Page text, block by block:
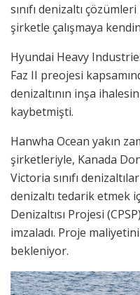
sınıfı denizaltı
şirketle çalışmaya
Hyundai Heavy
Faz II preojesi
denizaltının inşa
kaybetmişti.
Hanwha Ocean yakın
şirketleriyle, Kanada
Victoria sınıfı
denizaltı tedarik etmek
Denizaltısı Projesi
imzaladı. Proje
bekleniyor.